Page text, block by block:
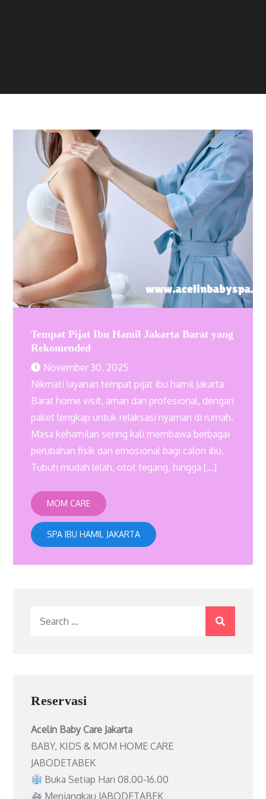
Tempat Pijat Ibu Hamil Jakarta Barat yang
Rekomended
November 30, 2025
Nikmati layanan tempat pijat ibu hamil Jakarta
Barat home visit, aman dan profesional, dengan
paket lengkap untuk relaksasi nyaman di rumah.
Masa kehamilan sering kali membawa berbagai
perubahan fisik dan emosional bagi calon ibu.
Tubuh mudah lelah, otot tegang, hingga […]
MOM CARE
SPA IBU HAMIL JAKARTA
Search
Reservasi
Acelin Baby Care Jakarta
BABY, KIDS & MOM HOME CARE
JABODETABEK
Buka Setiap Hari 08.00-16.00
Menjangkau JABODETABEK